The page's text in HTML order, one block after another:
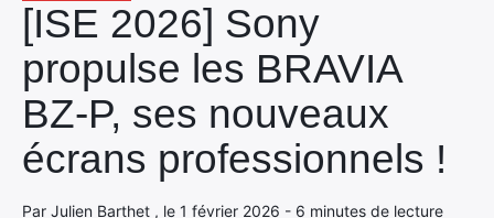
[ISE 2026] Sony
propulse les BRAVIA
BZ-P, ses nouveaux
écrans professionnels !
Par Julien Barthet , le 1 février 2026 - 6 minutes de lecture